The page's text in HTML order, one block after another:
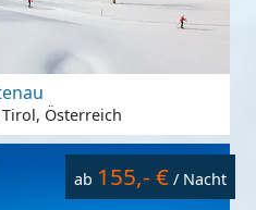
Österreich
ab 155,- € / Nacht